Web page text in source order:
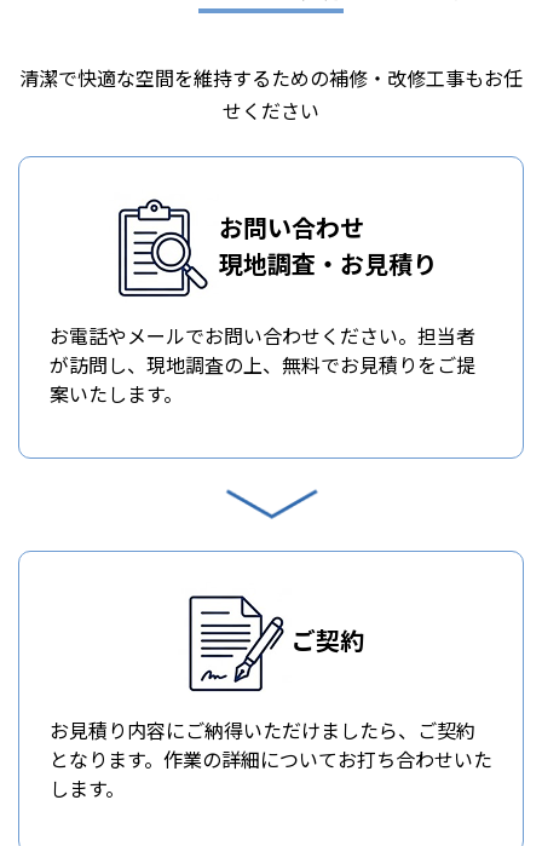
清潔で快適な空間を維持するための補修・改修工事もお任
せください
お問い合わせ
現地調査・お見積り
お電話やメールでお問い合わせください。担当者
が訪問し、現地調査の上、無料でお見積りをご提
案いたします。
ご契約
お見積り内容にご納得いただけましたら、ご契約
となります。作業の詳細についてお打ち合わせいた
します。